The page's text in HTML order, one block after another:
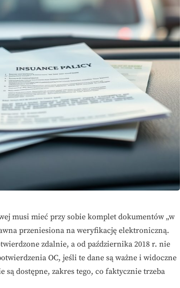
musi mieć przy sobie komplet dokumentów „w
przeniesiona na weryfikację elektroniczną.
zdalnie, a od października 2018 r. nie
OC, jeśli te dane są ważne i widoczne
są dostępne, zakres tego, co faktycznie trzeba